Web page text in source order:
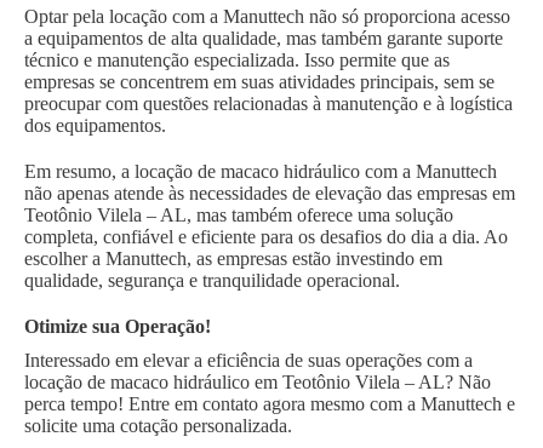
Optar pela locação com a Manuttech não só proporciona acesso
a equipamentos de alta qualidade, mas também garante suporte
técnico e manutenção especializada. Isso permite que as
empresas se concentrem em suas atividades principais, sem se
preocupar com questões relacionadas à manutenção e à logística
dos equipamentos.
Em resumo, a locação de macaco hidráulico com a Manuttech
não apenas atende às necessidades de elevação das empresas em
Teotônio Vilela – AL, mas também oferece uma solução
completa, confiável e eficiente para os desafios do dia a dia. Ao
escolher a Manuttech, as empresas estão investindo em
qualidade, segurança e tranquilidade operacional.
Otimize sua Operação!
Interessado em elevar a eficiência de suas operações com a
locação de macaco hidráulico em Teotônio Vilela – AL? Não
perca tempo! Entre em contato agora mesmo com a Manuttech e
solicite uma cotação personalizada.